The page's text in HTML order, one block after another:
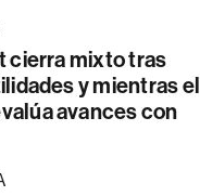
cierra mixto tras
y mientras el
avances con